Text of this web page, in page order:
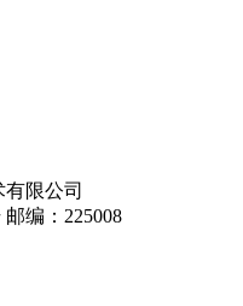
限公司
编：225008